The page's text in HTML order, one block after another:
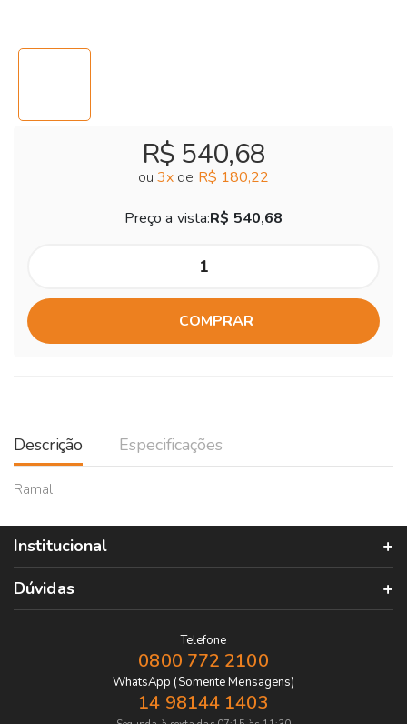
R$ 540,68
ou 3x de R$ 180,22
Preço a vista:R$ 540,68
COMPRAR
Descrição Especificações
Ramal
Institucional
Dúvidas
Telefone
0800 772 2100
WhatsApp (Somente Mensagens)
14 98144 1403